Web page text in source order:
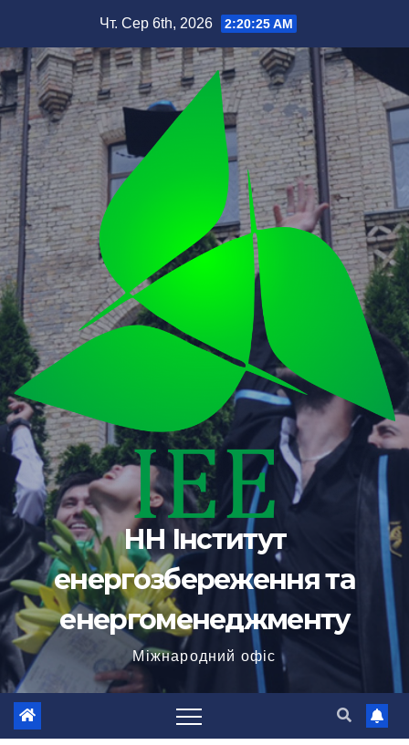
вмісту
Чт. Сер 6th, 2026 2:20:27 AM
НН Інститут
енергозбереження та
енергоменеджменту
Міжнародний офіс